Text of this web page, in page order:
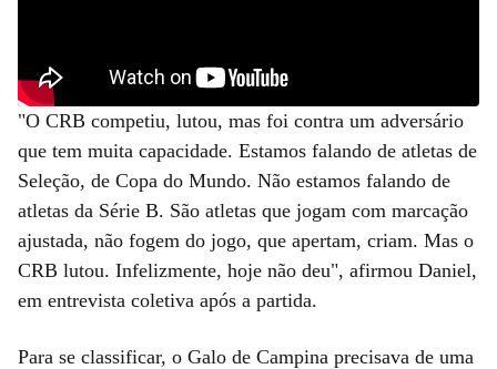
"O CRB competiu, lutou, mas foi contra um adversário
que tem muita capacidade. Estamos falando de atletas de
Seleção, de Copa do Mundo. Não estamos falando de
atletas da Série B. São atletas que jogam com marcação
ajustada, não fogem do jogo, que apertam, criam. Mas o
CRB lutou. Infelizmente, hoje não deu", afirmou Daniel,
em entrevista coletiva após a partida.
Para se classificar, o Galo de Campina precisava de uma